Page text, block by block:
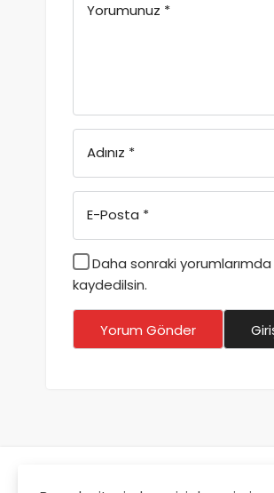
Yorumunuz *
Adınız *
E-Posta *
Daha sonraki
kaydedilsin.
Yorum Gönder